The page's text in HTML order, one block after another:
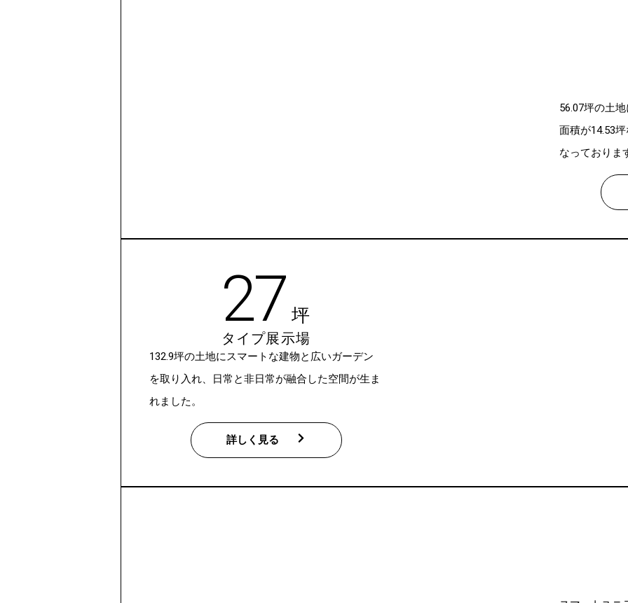
56.07坪の土
面積が14.53
なっておりま
27 坪
タイプ展示場
132.9坪の土地にスマートな建物と広いガーデン
を取り入れ、日常と非日常が融合した空間が生ま
れました。
詳しく見る